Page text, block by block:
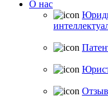
О нас